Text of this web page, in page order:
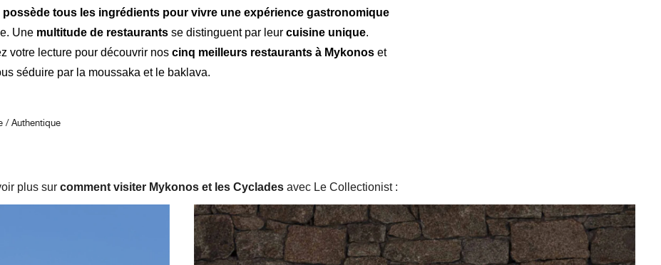
possède tous les ingrédients pour vivre une expérience gastronomique
Une multitude de restaurants se distinguent par leur cuisine unique.
votre lecture pour découvrir nos cinq meilleurs restaurants à Mykonos et
séduire par la moussaka et le baklava.
/ Authentique
plus sur comment visiter Mykonos et les Cycladesavec Le Collectionist :